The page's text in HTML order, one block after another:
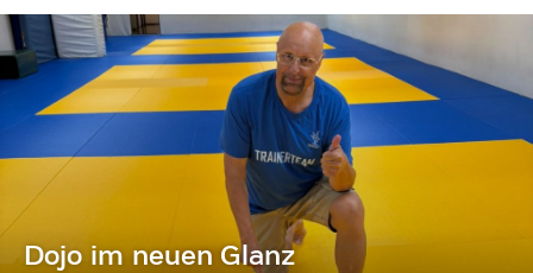
Dojo im neuen Glanz